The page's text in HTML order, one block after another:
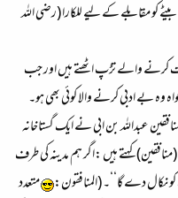
کو مقابلے کے لیے للکارا (رضی اللہ
کرنے والے تڑپ اٹھتے ہیں اور جب
وہ بے ادبی کرنے والا کوئی بھی ہو۔
عبداللہ بن ابی نے ایک گستاخانہ
(منافقین) کہتے ہیں :اگر ہم مدینہ کی طرف
دے گا‘‘۔ (المنافقون: متعدد